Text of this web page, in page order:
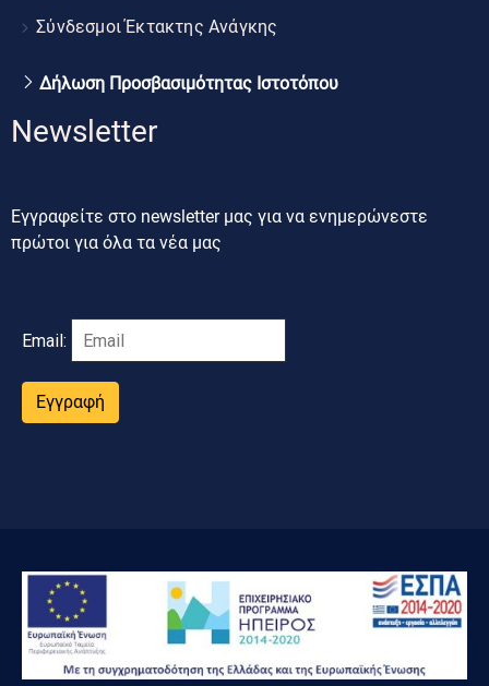
Σύνδεσμοι Έκτακτης Ανάγκης
Δήλωση Προσβασιμότητας Ιστοτόπου
Newsletter
Εγγραφείτε στο newsletter μας για να ενημερώνεστε
πρώτοι για όλα τα νέα μας
Email:
Εγγραφή